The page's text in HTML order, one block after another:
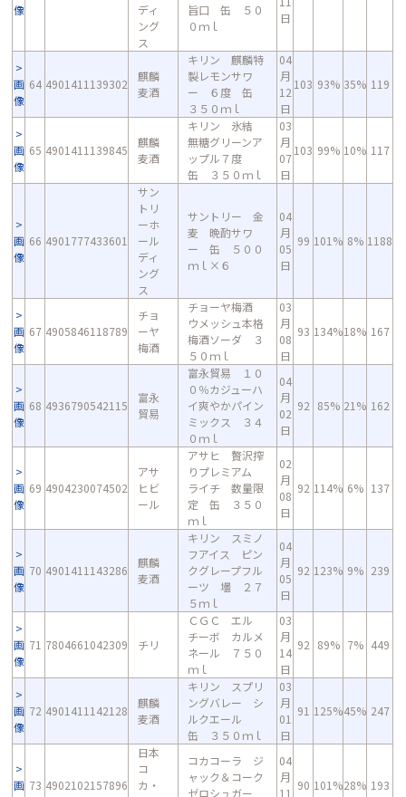
像
ディ
ング
ス
旨口 缶 ５０
０ｍｌ
日
画
像
64 4901411139302
麒麟
麦酒
キリン 麒麟特
製レモンサワ
ー ６度 缶
３５０ｍｌ
04
月
12
日
103 93% 35% 119
画
像
65 4901411139845
麒麟
麦酒
キリン 氷結
無糖グリーンア
ップル７度
缶 ３５０ｍｌ
03
月
07
日
103 99% 10% 117
画
像
66 4901777433601
サン
トリ
ーホ
ール
ディ
ング
ス
サントリー 金
麦 晩酌サワ
ー 缶 ５００
ｍｌ×６
04
月
05
日
99 101% 8% 1188
画
像
67 4905846118789
チョ
ーヤ
梅酒
チョーヤ梅酒
ウメッシュ本格
梅酒ソーダ ３
５０ｍｌ
03
月
08
日
93 134%18% 167
画
像
68 4936790542115
富永
貿易
富永貿易 １０
０％カジューハ
イ爽やかパイン
ミックス ３４
０ｍｌ
04
月
02
日
92 85% 21% 162
画
像
69 4904230074502
アサ
ヒビ
ール
アサヒ 贅沢搾
りプレミアム
ライチ 数量限
定 缶 ３５０
ｍｌ
02
月
08
日
92 114% 6% 137
画
像
70 4901411143286
麒麟
麦酒
キリン スミノ
フアイス ピン
クグレープフル
ーツ 壜 ２７
５ｍｌ
04
月
05
日
92 123% 9% 239
画
像
71 7804661042309 チリ
ＣＧＣ エル
チーボ カルメ
ネール ７５０
ｍｌ
03
月
14
日
92 89% 7% 449
画
像
72 4901411142128
麒麟
麦酒
キリン スプリ
ングバレー シ
ルクエール
缶 ３５０ｍｌ
03
月
01
日
91 125%45% 247
画 73 4902102157896
日本
コ
カ・
コカコーラ ジ
ャック＆コーク
ゼロシュガー
04
月
11
90 101%28% 193